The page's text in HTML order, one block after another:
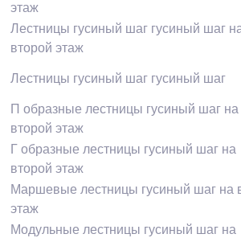
этаж
Лестницы гусиный шаг гусиный шаг
второй этаж
Лестницы гусиный шаг гусиный шаг
П образные лестницы гусиный шаг на
второй этаж
Г образные лестницы гусиный шаг на
второй этаж
Маршевые лестницы гусиный шаг на
этаж
Модульные лестницы гусиный шаг на